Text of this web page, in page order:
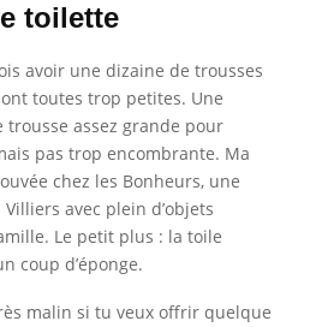
toilette
avoir une dizaine de trousses
toutes trop petites. Une
trousse assez grande pour
pas trop encombrante. Ma
chez les Bonheurs, une
avec plein d’objets
Le petit plus : la toile
coup d’éponge.
malin si tu veux offrir quelque